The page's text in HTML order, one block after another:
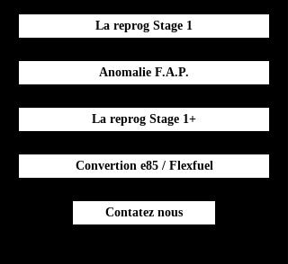
La reprog Stage 1
Anomalie F.A.P.
La reprog Stage 1+
Convertion e85 / Flexfuel
Contatez nous